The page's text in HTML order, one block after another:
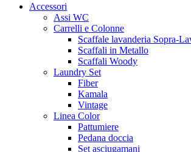
Accessori
Assi WC
Carrelli e Colonne
Scaffale lavanderia Sopra-
Scaffali in Metallo
Scaffali Woody
Laundry Set
Fiber
Kamala
Vintage
Linea Color
Pattumiere
Pedana doccia
Set asciugamani